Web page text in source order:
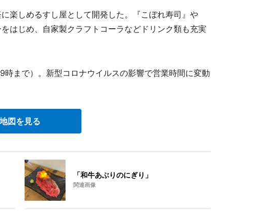
楽しめるすし屋として開発した。『こぼれ寿司』や
はじめ、自家製クラフトコーラなどドリンク類も充実
まで）。新型コロナウイルスの影響で営業時間に変動
地図を見る
「和牛あぶりのにぎり」
関連画像